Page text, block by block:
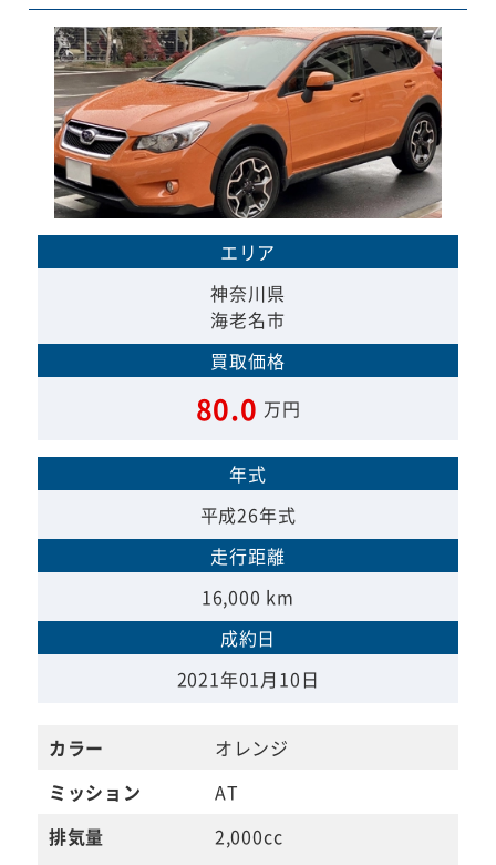
エリア
神奈川県
海老名市
買取価格
80.0 万円
年式
平成26年式
走行距離
16,000 km
成約日
2021年01月10日
カラー
オレンジ
ミッション
AT
排気量
2,000cc